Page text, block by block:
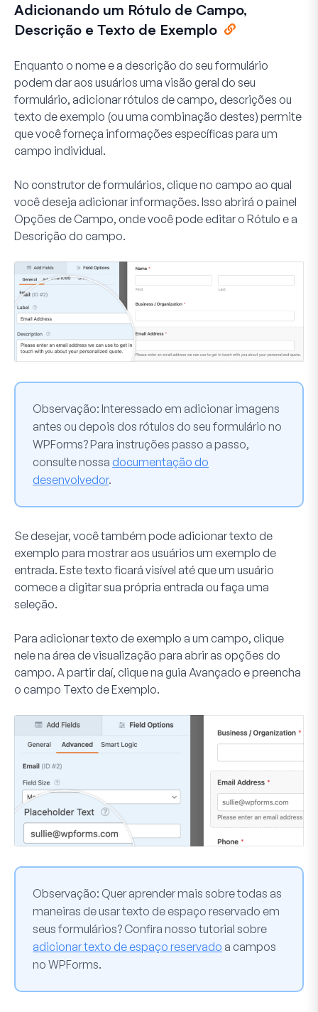
Adicionando um Rótulo de Campo,
Descrição e Texto de Exemplo
Enquanto o nome e a descrição do seu formulário
podem dar aos usuários uma visão geral do seu
formulário, adicionar rótulos de campo, descrições ou
texto de exemplo (ou uma combinação destes) permite
que você forneça informações específicas para um
campo individual.
No construtor de formulários, clique no campo ao qual
você deseja adicionar informações. Isso abrirá o painel
Opções de Campo, onde você pode editar o Rótulo e a
Descrição do campo.
Observação: Interessado em adicionar imagens
antes ou depois dos rótulos do seu formulário no
WPForms? Para instruções passo a passo,
consulte nossa documentação do
desenvolvedor.
Se desejar, você também pode adicionar texto de
exemplo para mostrar aos usuários um exemplo de
entrada. Este texto ficará visível até que um usuário
comece a digitar sua própria entrada ou faça uma
seleção.
Para adicionar texto de exemplo a um campo, clique
nele na área de visualização para abrir as opções do
campo. A partir daí, clique na guia Avançado e preencha
o campo Texto de Exemplo.
Observação: Quer aprender mais sobre todas as
maneiras de usar texto de espaço reservado em
seus formulários? Confira nosso tutorial sobre
adicionar texto de espaço reservado a campos
no WPForms.